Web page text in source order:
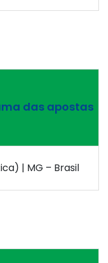
das apostas
| MG – Brasil